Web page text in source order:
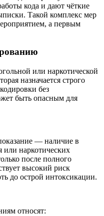
кода и дают чёткие
Такой комплекс мер
а первым
или наркотической
назначается строго
без
быть опасным для
— наличие в
или наркотических
после полного
высокий риск
до острой интоксикации.
относят: